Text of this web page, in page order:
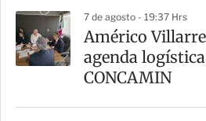
7 de agosto - 19:37 Hrs
Américo
agenda
CONCAMIN